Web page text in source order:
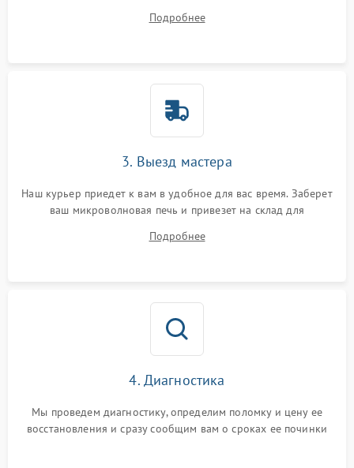
Подробнее
3. Выезд мастера
Наш курьер приедет к вам в удобное для вас время. Заберет
ваш микроволновая печь и привезет на склад для
Подробнее
4. Диагностика
Мы проведем диагностику, определим поломку и цену ее
восстановления и сразу сообщим вам о сроках ее починки